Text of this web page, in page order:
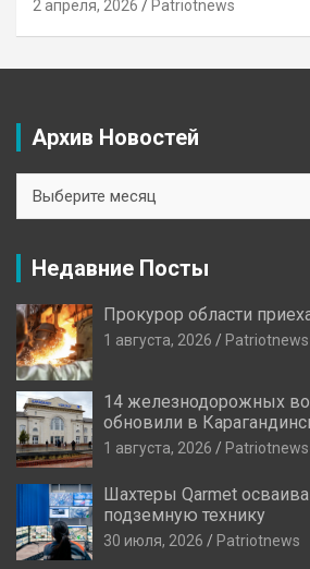
2 апреля, 2026 Patriotnews
Архив Новостей
Новостей
Недавние Посты
Прокурор области
1 августа, 2026 Patriotnews
14 железнодорожных
обновили в
1 августа, 2026 Patriotnews
Шахтеры Qarmet
подземную технику
30 июля, 2026 Patriotnews